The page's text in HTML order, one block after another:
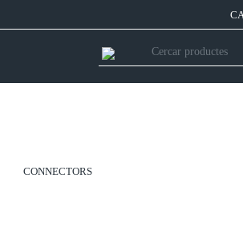
CONNECTORS